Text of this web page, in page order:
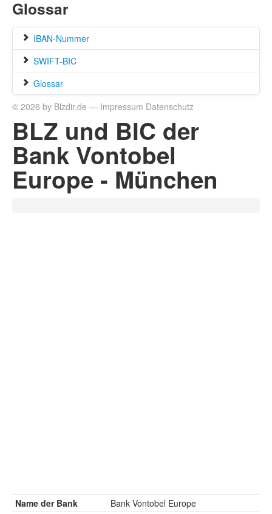
Glossar
IBAN-Nummer
SWIFT-BIC
Glossar
© 2026 by Blzdir.de — Impressum Datenschutz
BLZ und BIC der
Bank Vontobel
Europe - München
Name der Bank
Bank Vontobel Europe